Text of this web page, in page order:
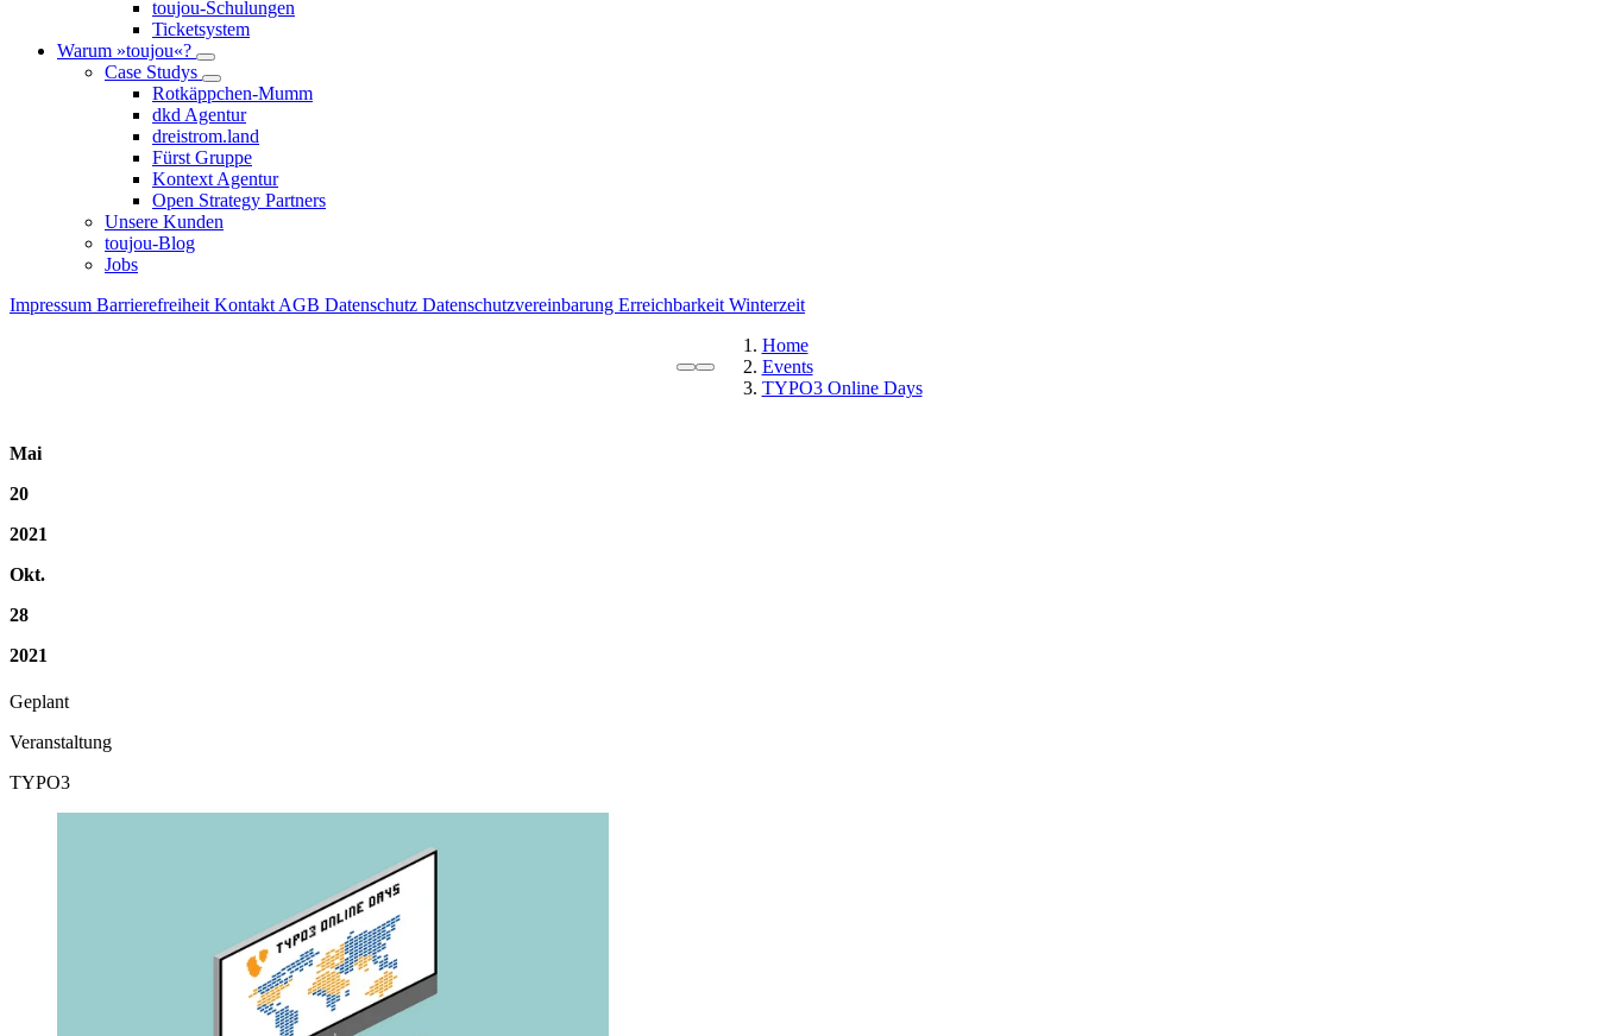
toujou-Schulungen
Ticketsystem
Warum »toujou«?
Case Studys
Rotkäppchen-Mumm
dkd Agentur
dreistrom.land
Fürst Gruppe
Kontext Agentur
Open Strategy Partners
Unsere Kunden
toujou-Blog
Jobs
Impressum Barrierefreiheit Kontakt AGB Datenschutz Datenschutzvereinbarung Erreichbarkeit Winterzeit
Home
Events
TYPO3 Online Days
Mai
20
2021
Okt.
28
2021
Geplant
Veranstaltung
TYPO3